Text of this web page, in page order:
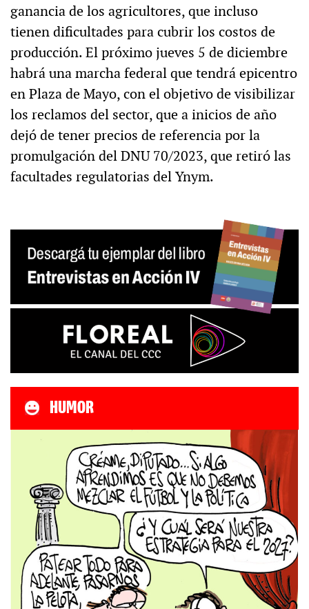
ganancia de los agricultores, que incluso
tienen dificultades para cubrir los costos de
producción. El próximo jueves 5 de diciembre
habrá una marcha federal que tendrá epicentro
en Plaza de Mayo, con el objetivo de visibilizar
los reclamos del sector, que a inicios de año
dejó de tener precios de referencia por la
promulgación del DNU 70/2023, que retiró las
facultades regulatorias del Ynym.
HUMOR